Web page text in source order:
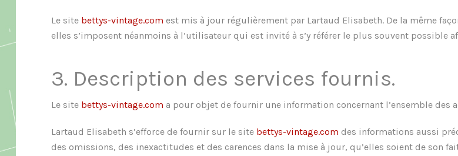
Le site bettys-vintage.com est mis à jour régulièrement par Lartaud Elisabeth. De la même
elles s’imposent néanmoins à l’utilisateur qui est invité à s’y référer le plus souvent possible
3. Description des services fournis.
Le site bettys-vintage.com a pour objet de fournir une information concernant l’ensemble des
Lartaud Elisabeth s’efforce de fournir sur le site bettys-vintage.com des informations aussi
des omissions, des inexactitudes et des carences dans la mise à jour, qu’elles soient de son